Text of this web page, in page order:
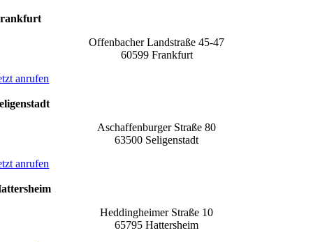
Offenbacher Landstraße 45-47
60599 Frankfurt
anrufen
Aschaffenburger Straße 80
63500 Seligenstadt
anrufen
Heddingheimer Straße 10
65795 Hattersheim